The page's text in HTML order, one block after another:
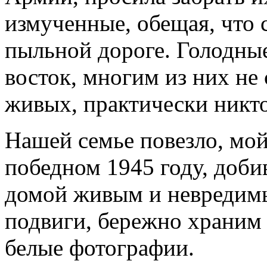
измученные, обещая, что
пыльной дороге.
восток, многим из них не
живых, практически
Нашей семье повезло,
победном 1945 году,
домой живым и
подвиги, бережно
белые фотографии.